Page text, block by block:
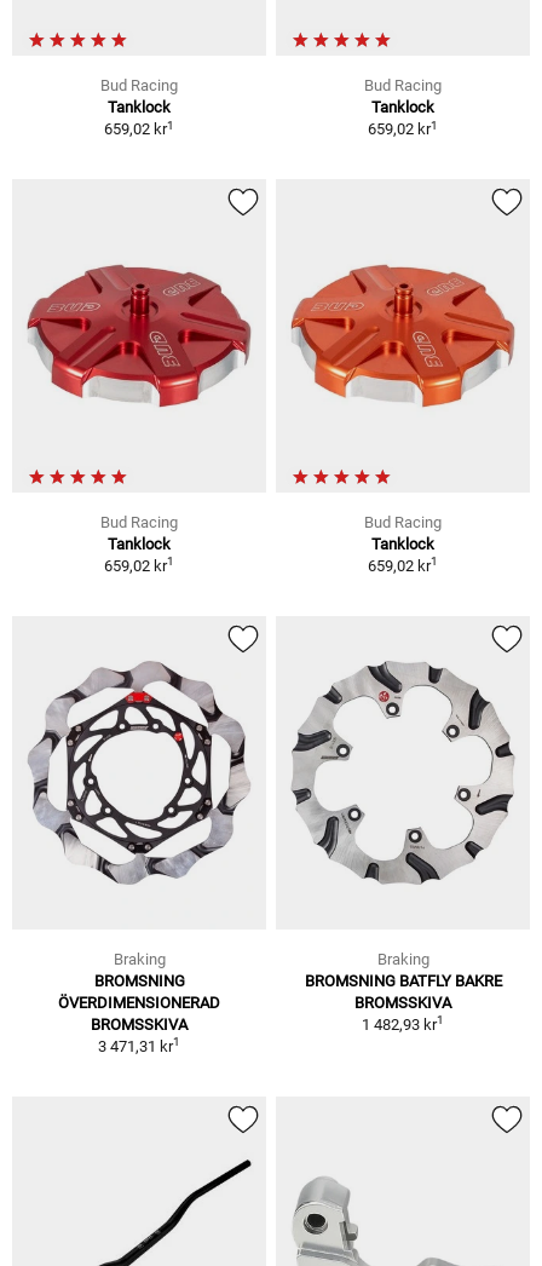
Bud Racing
Tanklock
659,02 kr1
Bud Racing
Tanklock
659,02 kr1
Bud Racing
Tanklock
659,02 kr1
Bud Racing
Tanklock
659,02 kr1
Braking
BROMSNING
ÖVERDIMENSIONERAD
BROMSSKIVA
3 471,31 kr1
Braking
BROMSNING BATFLY BAKRE
BROMSSKIVA
1 482,93 kr1